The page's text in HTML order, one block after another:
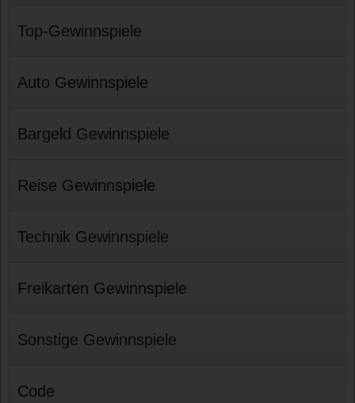
Top-Gewinnspiele
Auto Gewinnspiele
Bargeld Gewinnspiele
Reise Gewinnspiele
Technik Gewinnspiele
Freikarten Gewinnspiele
Sonstige Gewinnspiele
Code